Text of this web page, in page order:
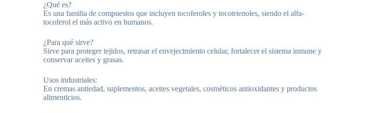
¿Qué es?
Es una familia de compuestos que incluyen tocoferoles y tocotrienoles, siendo el alfa-
tocoferol el más activo en humanos.
¿Para qué sirve?
Sirve para proteger tejidos, retrasar el envejecimiento celular, fortalecer el sistema inmune y
conservar aceites y grasas.
Usos industriales:
En cremas antiedad, suplementos, aceites vegetales, cosméticos antioxidantes y productos
alimenticios.